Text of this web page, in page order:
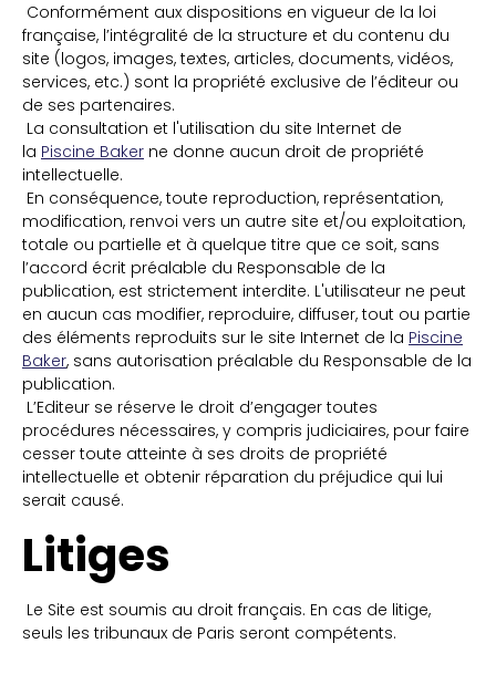
Conformément aux dispositions en vigueur de la loi
française, l’intégralité de la structure et du contenu du
site (logos, images, textes, articles, documents, vidéos,
services, etc.) sont la propriété exclusive de l’éditeur ou
de ses partenaires.
La consultation et l'utilisation du site Internet de
la Piscine Baker ne donne aucun droit de propriété
intellectuelle.
En conséquence, toute reproduction, représentation,
modification, renvoi vers un autre site et/ou exploitation,
totale ou partielle et à quelque titre que ce soit, sans
l’accord écrit préalable du Responsable de la
publication, est strictement interdite. L'utilisateur ne peut
en aucun cas modifier, reproduire, diffuser, tout ou partie
des éléments reproduits sur le site Internet de la Piscine
Baker, sans autorisation préalable du Responsable de la
publication.
L’Editeur se réserve le droit d’engager toutes
procédures nécessaires, y compris judiciaires, pour faire
cesser toute atteinte à ses droits de propriété
intellectuelle et obtenir réparation du préjudice qui lui
serait causé.
Litiges
Le Site est soumis au droit français. En cas de litige,
seuls les tribunaux de Paris seront compétents.